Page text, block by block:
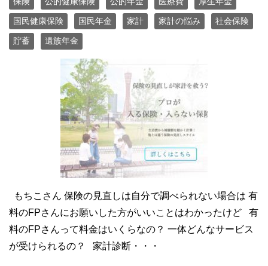
国民健康保険 国民年金 家計 家計の悩み 社会保険
貯蓄 遺族年金
もちこさん 保険の見直しは自分で調べられない場合は 有
料のFPさんにお願いした方がいいことはわかったけど 有
料のFPさんって料金はいくらなの？ 一体どんなサービス
が受けられるの？ 家計診断・・・